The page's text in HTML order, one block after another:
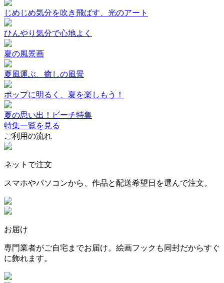
じめじめ気分を吹き飛ばす、光のアート
ひんやり気分で心地よく
夏の風景画
夏風運ぶ、癒しの風景
ポップに明るく、夏を楽しもう！
夏の思い出！ビーチ特集
特集一覧を見る
ご利用の流れ
ネットで注文
スマホやパソコンから、作品と配送希望日を選んで注文。
お届け
専門業者がご自宅までお届け。絵画フックも同封だからすぐ
に飾れます。